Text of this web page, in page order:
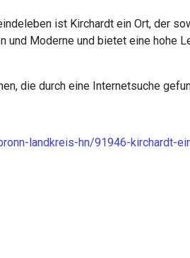
ist Kirchardt ein Ort, der
Moderne und bietet eine hohe
die durch eine Internetsuche
landkreis-hn/91946-kirchardt-